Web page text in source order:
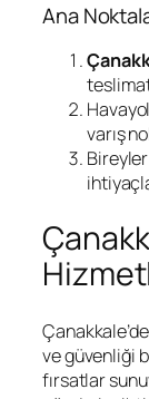
Ana
varış
ve güvenliği
fırsatlar